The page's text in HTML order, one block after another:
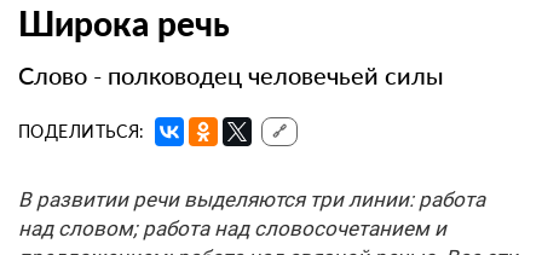
Широка речь
Слово - полководец человечьей силы
ПОДЕЛИТЬСЯ: 🔗
В развитии речи выделяются три линии: работа
над словом; работа над словосочетанием и